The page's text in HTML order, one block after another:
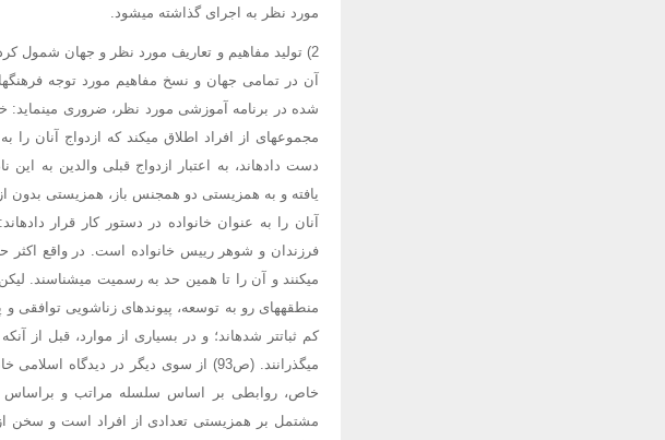
مورد نظر به اجرای گذاشته میشود.
2) تولید مفاهیم و تعاریف مورد نظر و جهان شمول
آن در تمامی جهان و نسخ مفاهیم مورد توجه
شده در برنامه آموزشی مورد نظر، ضروری مینماید:
مجموعهای از افراد اطلاق میکند که ازدواج آنان را
دست دادهاند، به اعتبار ازدواج قبلی والدین به
یافته و به همزیستی دو همجنس باز، همزیستی بدون
آنان را به عنوان خانواده در دستور کار قرار
فرزندان و شوهر رییس خانواده است. در واقع اکثر
میکنند و آن را تا همین حد به رسمیت میشناسند.
منطقههای رو به توسعه، پیوندهای زناشویی توافقی
کم ثباتتر شدهاند؛ و در بسیاری از موارد، قبل از
میگذرانند. (ص93) از سوی دیگر در
خاص، روابطی بر اساس سلسله مراتب و براساس
مشتمل بر همزیستی تعدادی از افراد است و سخن